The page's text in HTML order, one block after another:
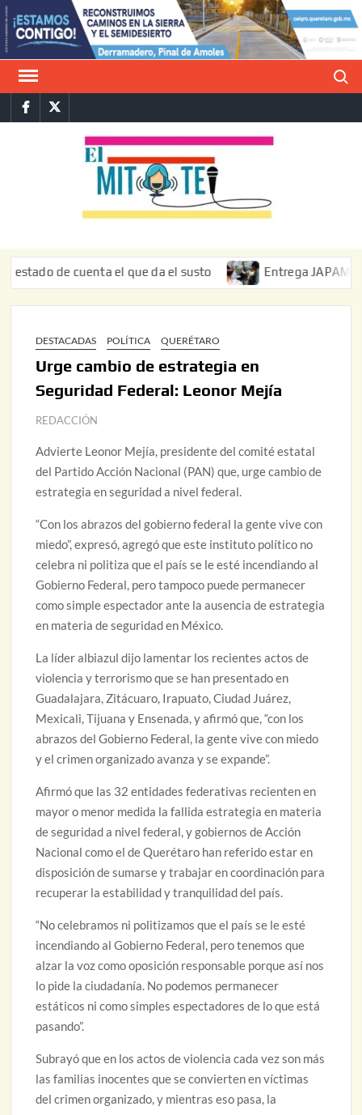
Saltar
al
contenido
FacebookTwitter
de cuenta el que da el susto Entrega JAPAM
DESTACADAS POLÍTICA QUERÉTARO
Urge cambio de estrategia en
Seguridad Federal: Leonor Mejía
REDACCIÓN
Advierte Leonor Mejía, presidente del comité estatal
del Partido Acción Nacional (PAN) que, urge cambio de
estrategia en seguridad a nivel federal.
“Con los abrazos del gobierno federal la gente vive con
miedo”, expresó, agregó que este instituto político no
celebra ni politiza que el país se le esté incendiando al
Gobierno Federal, pero tampoco puede permanecer
como simple espectador ante la ausencia de estrategia
en materia de seguridad en México.
La líder albiazul dijo lamentar los recientes actos de
violencia y terrorismo que se han presentado en
Guadalajara, Zitácuaro, Irapuato, Ciudad Juárez,
Mexicali, Tijuana y Ensenada, y afirmó que, “con los
abrazos del Gobierno Federal, la gente vive con miedo
y el crimen organizado avanza y se expande”.
Afirmó que las 32 entidades federativas recienten en
mayor o menor medida la fallida estrategia en materia
de seguridad a nivel federal, y gobiernos de Acción
Nacional como el de Querétaro han referido estar en
disposición de sumarse y trabajar en coordinación para
recuperar la estabilidad y tranquilidad del país.
“No celebramos ni politizamos que el país se le esté
incendiando al Gobierno Federal, pero tenemos que
alzar la voz como oposición responsable porque así nos
lo pide la ciudadanía. No podemos permanecer
estáticos ni como simples espectadores de lo que está
pasando”.
Subrayó que en los actos de violencia cada vez son más
las familias inocentes que se convierten en víctimas
del crimen organizado, y mientras eso pasa, la